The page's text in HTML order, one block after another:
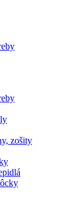
zošity